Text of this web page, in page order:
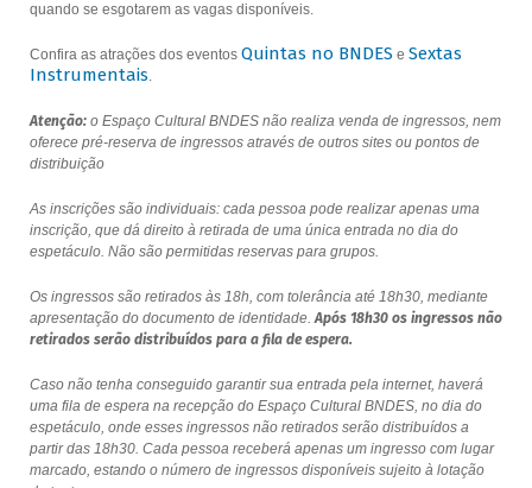
quando se esgotarem as vagas disponíveis.
Confira as atrações dos eventos Quintas no BNDES e Sextas
Instrumentais.
Atenção:o Espaço Cultural BNDES não realiza venda de ingressos, nem
oferece pré-reserva de ingressos através de outros sites ou pontos de
distribuição
As inscrições são individuais: cada pessoa pode realizar apenas uma
inscrição, que dá direito à retirada de uma única entrada no dia do
espetáculo. Não são permitidas reservas para grupos.
Os ingressos são retirados às 18h, com tolerância até 18h30, mediante
apresentação do documento de identidade.Após 18h30 os ingressos não
retirados serão distribuídos para a fila de espera.
Caso não tenha conseguido garantir sua entrada pela internet, haverá
uma fila de espera na recepção do Espaço Cultural BNDES, no dia do
espetáculo, onde esses ingressos não retirados serão distribuídos a
partir das 18h30. Cada pessoa receberá apenas um ingresso com lugar
marcado, estando o número de ingressos disponíveis sujeito à lotação